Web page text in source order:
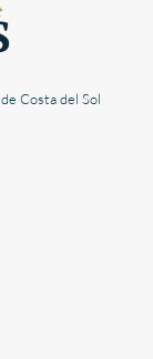
Costa del Sol